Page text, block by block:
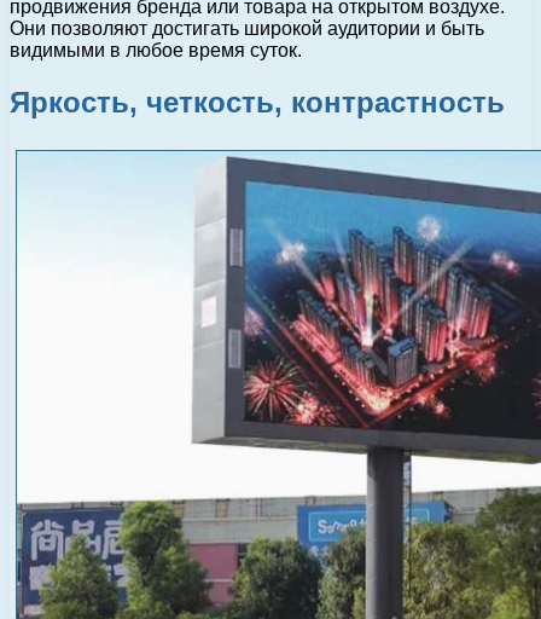
продвижения бренда или товара на открытом воздухе.
Они позволяют достигать широкой аудитории и быть
видимыми в любое время суток.
Яркость, четкость, контрастность